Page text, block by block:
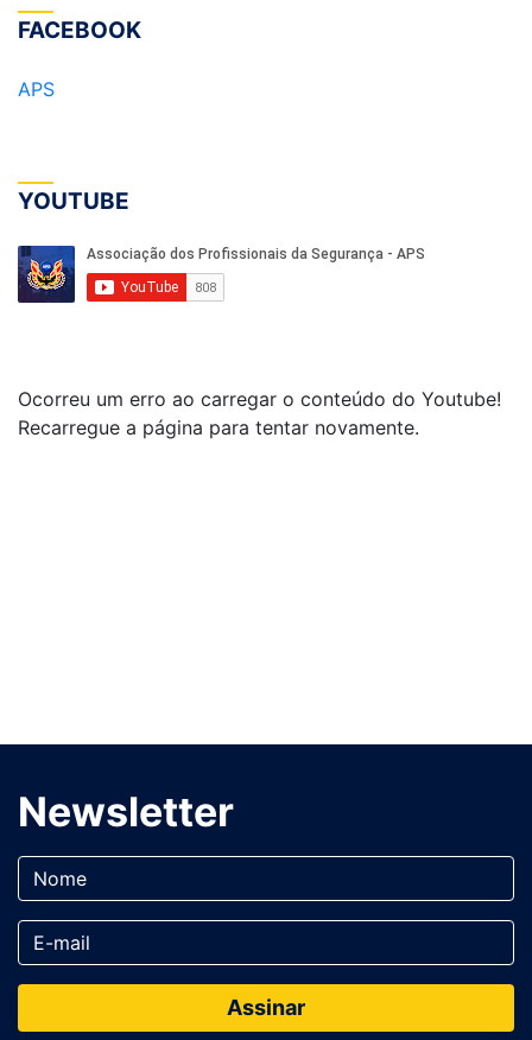
FACEBOOK
APS
YOUTUBE
Ocorreu um erro ao carregar o conteúdo do Youtube!
Recarregue a página para tentar novamente.
Newsletter